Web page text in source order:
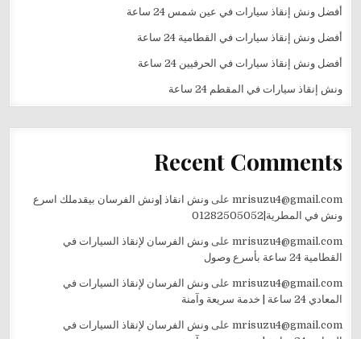
أفضل ونش إنقاذ سيارات في عين شمس 24 ساعة
أفضل ونش إنقاذ سيارات في القطامية 24 ساعة
أفضل ونش إنقاذ سيارات في الحرفيين 24 ساعة
ونش إنقاذ سيارات في المقطم 24 ساعة
Recent Comments
mrisuzu4@gmail.com علىونش انقاذ |ونش الفرسان بيقدملك اسرع
ونش في المطرية|01282505052
mrisuzu4@gmail.com علىونش الفرسان لإنقاذ السيارات في
القطامية 24 ساعة بأسرع وصول
mrisuzu4@gmail.com علىونش الفرسان لإنقاذ السيارات في
المعادي 24 ساعة | خدمة سريعة وآمنة
mrisuzu4@gmail.com علىونش الفرسان لإنقاذ السيارات في